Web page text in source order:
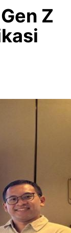
Z
Guyuran Dana Pemerintah
Rp276 Triliun